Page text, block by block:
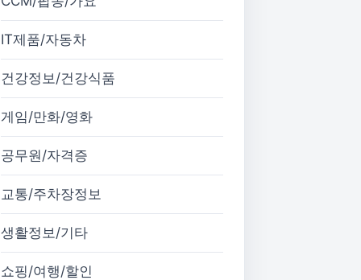
IT제품/자동차
건강정보/건강식품
게임/만화/영화
공무원/자격증
교통/주차장정보
생활정보/기타
쇼핑/여행/할인